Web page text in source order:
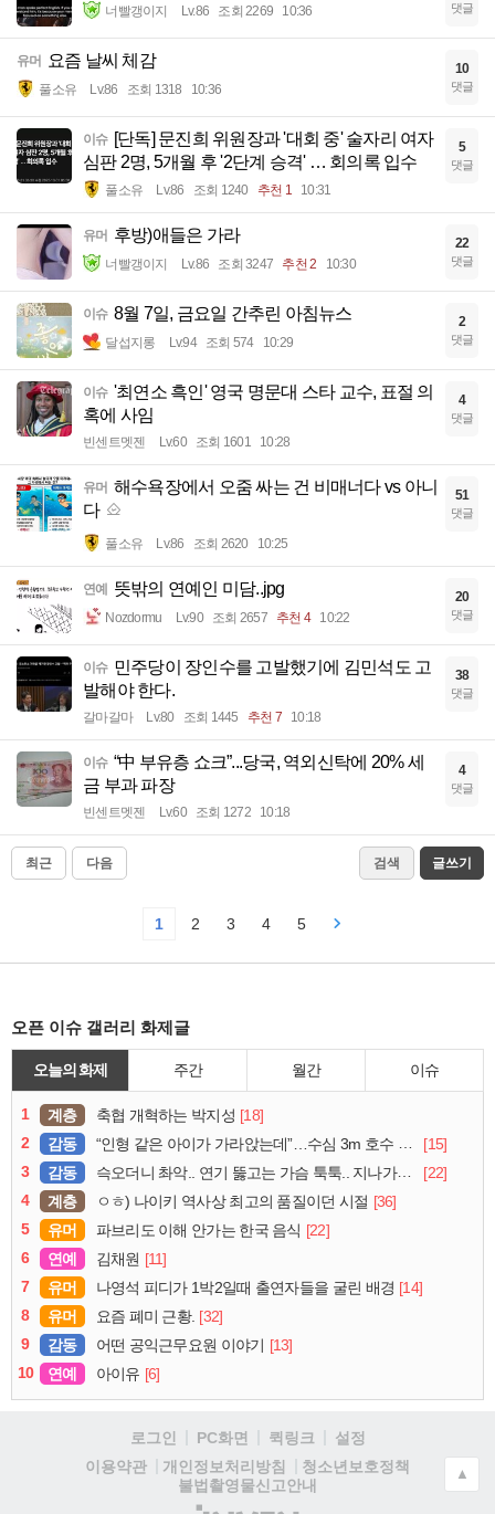
너빨갱이지 Lv.86 조회 2269 10:36 댓글
유머 요즘 날씨 체감
풀소유 Lv.86 조회 1318 10:36
10
댓글
이슈 [단독] 문진희 위원장과 '대회 중' 술자리 여자
심판 2명, 5개월 후 '2단계 승격' … 회의록 입수
풀소유 Lv.86 조회 1240 추천 1 10:31
5
댓글
유머 후방)애들은 가라
너빨갱이지 Lv.86 조회 3247 추천 2 10:30
22
댓글
이슈 8월 7일, 금요일 간추린 아침뉴스
달섭지롱 Lv.94 조회 574 10:29
2
댓글
이슈 '최연소 흑인' 영국 명문대 스타 교수, 표절 의
혹에 사임
빈센트멧젠 Lv.60 조회 1601 10:28
4
댓글
유머 해수욕장에서 오줌 싸는 건 비매너다 vs 아니
다
풀소유 Lv.86 조회 2620 10:25
51
댓글
연예 뜻밖의 연예인 미담..jpg
Nozdormu Lv.90 조회 2657 추천 4 10:22
20
댓글
이슈 민주당이 장인수를 고발했기에 김민석도 고
발해야 한다.
갈마갈마 Lv.80 조회 1445 추천 7 10:18
38
댓글
이슈 “中 부유층 쇼크”...당국, 역외신탁에 20% 세
금 부과 파장
빈센트멧젠 Lv.60 조회 1272 10:18
4
댓글
최근 다음 검색 글쓰기
1 2 3 4 5
오픈 이슈 갤러리 화제글
오늘의 화제 주간 월간 이슈
1 계층 축협 개혁하는 박지성 [18]
2
감동 “인형 같은 아이가 가라앉는데”…수심 3m 호수 뛰어든 60대 의인
[15]
3
감동 슥오더니 촤악.. 연기 뚫고는 가슴 툭툭.. 지나가던 아재의 정체
[22]
4
계층 ㅇㅎ) 나이키 역사상 최고의 품질이던 시절 [36]
5
유머 파브리도 이해 안가는 한국 음식 [22]
6
연예 김채원 [11]
7
유머 나영석 피디가 1박2일때 출연자들을 굴린 배경 [14]
8
유머 요즘 폐미 근황. [32]
9
감동 어떤 공익근무요원 이야기 [13]
10
연예 아이유 [6]
로그인 PC화면 퀵링크
설정
이용약관
개인정보처리방침
청소년보호정책
불법촬영물신고안내
▲